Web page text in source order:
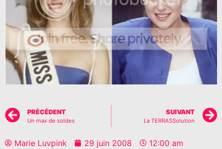
PRÉCÉDENT
Un max de soldes
SUIVANT
La TERRASSolution
Marie Luvpink 29 juin 2008
12:00 am